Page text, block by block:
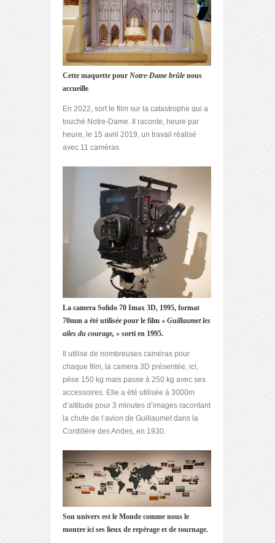
Cette maquette pour Notre-Dame brûle nous
accueille.
En 2022, sort le film sur la catastrophe qui a
touché Notre-Dame. Il raconte, heure par
heure, le 15 avril 2019, un travail réalisé
avec 11 caméras.
La camera Solido 70 Imax 3D, 1995, format
70mm a été utilisée pour le film « Guillaumet les
ailes du courage, » sorti en 1995.
Il utilise de nombreuses caméras pour
chaque film, la camera 3D présentée, ici,
pèse 150 kg mais passe à 250 kg avec ses
accessoires. Elle a été utilisée à 3000m
d’altitude pour 3 minutes d’images racontant
la chute de l’avion de Guillaumet dans la
Cordillère des Andes, en 1930.
Son univers est le Monde comme nous le
montre ici ses lieux de repérage et de tournage.